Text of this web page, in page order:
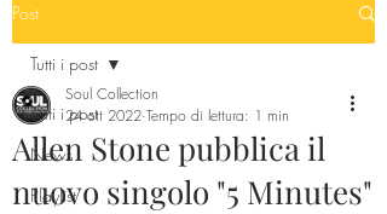
Post
Tutti i post
News
Playlist
Tutti i post
Allen Stone pubblica il
nuovo singolo "5 Minutes"
Soul Collection
24 ott 2022 Tempo di lettura: 1 min